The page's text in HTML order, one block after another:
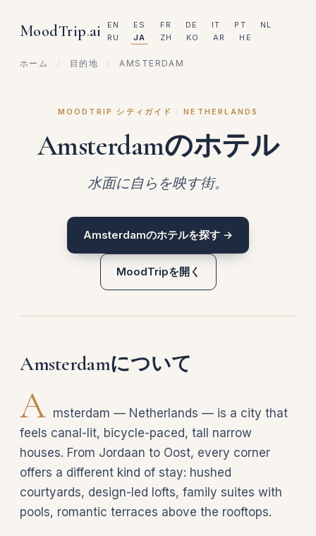
MoodTrip.ai EN ES FR DE IT PT
NL
RU
JA ZH KO AR HE
ホーム / 目的地 / AMSTERDAM
MOODTRIP シティガイド · NETHERLANDS
Amsterdamのホテル
水面に自らを映す街。
Amsterdamのホテルを探す →
MoodTripを開く
Amsterdamについて
A msterdam — Netherlands — is a city that
feels canal-lit, bicycle-paced, tall narrow
houses. From Jordaan to Oost, every corner
offers a different kind of stay: hushed
courtyards, design-led lofts, family suites with
pools, romantic terraces above the rooftops.